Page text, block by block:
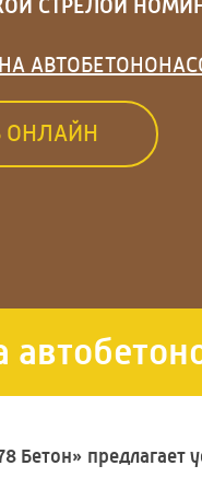
СТРЕЛОЙ
ОНЛАЙН
Бетон» предлагает